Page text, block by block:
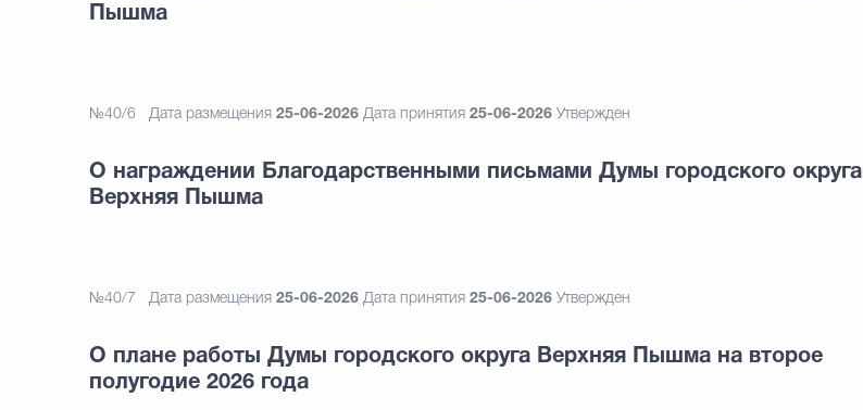
Пышма
№40/6 Дата размещения 25-06-2026 Дата принятия 25-06-2026 Утвержден
О награждении Благодарственными письмами Думы городского округа
Верхняя Пышма
№40/7 Дата размещения 25-06-2026 Дата принятия 25-06-2026 Утвержден
О плане работы Думы городского округа Верхняя Пышма на второе
полугодие 2026 года